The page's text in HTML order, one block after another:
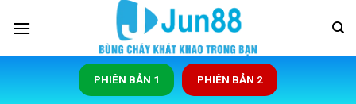
qua
PHIÊN BẢN 1 PHIÊN BẢN 2